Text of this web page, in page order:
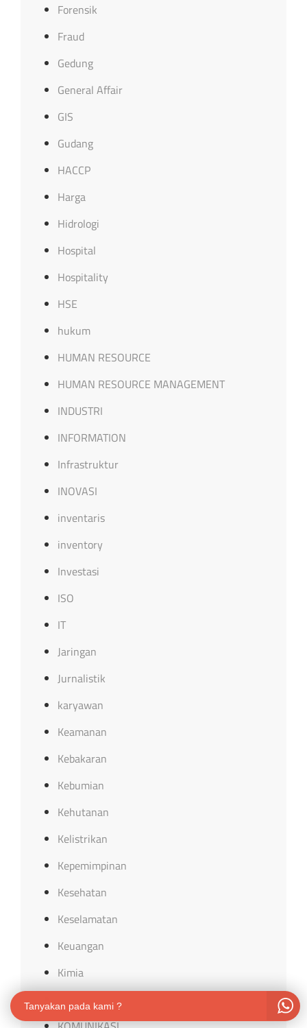
Forensik
Fraud
Gedung
General Affair
GIS
Gudang
HACCP
Harga
Hidrologi
Hospital
Hospitality
HSE
hukum
HUMAN RESOURCE
HUMAN RESOURCE MANAGEMENT
INDUSTRI
INFORMATION
Infrastruktur
INOVASI
inventaris
inventory
Investasi
ISO
IT
Jaringan
Jurnalistik
karyawan
Keamanan
Kebakaran
Kebumian
Kehutanan
Kelistrikan
Kepemimpinan
Kesehatan
Keselamatan
Keuangan
Kimia
Komputer
Tanyakan pada kami ?